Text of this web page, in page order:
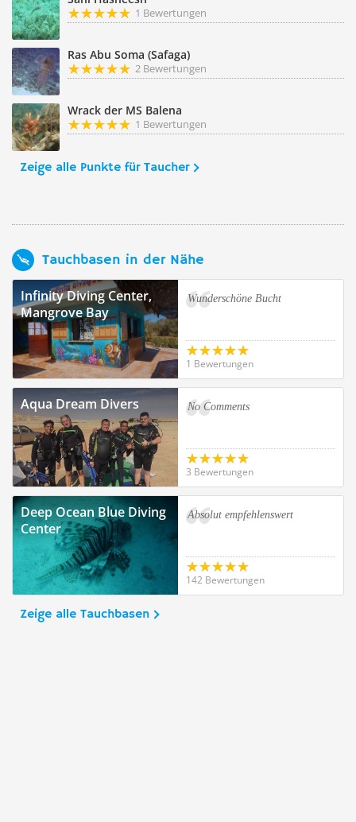
1 Bewertungen
Ras Abu Soma (Safaga)
2 Bewertungen
Wrack der MS Balena
1 Bewertungen
Zeige alle Punkte für Taucher
Tauchbasen in der Nähe
Infinity Diving Center,
Mangrove Bay
Wunderschöne Bucht
1 Bewertungen
Aqua Dream Divers No Comments
3 Bewertungen
Deep Ocean Blue Diving
Center
Absolut empfehlenswert
142 Bewertungen
Zeige alle Tauchbasen